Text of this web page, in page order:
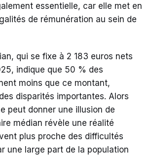
essentielle, car elle met en
de rémunération au sein de
qui se fixe à 2 183 euros nets
indique que 50 % des
moins que ce montant,
disparités importantes. Alors
peut donner une illusion de
médian révèle une réalité
plus proche des difficultés
une large part de la population